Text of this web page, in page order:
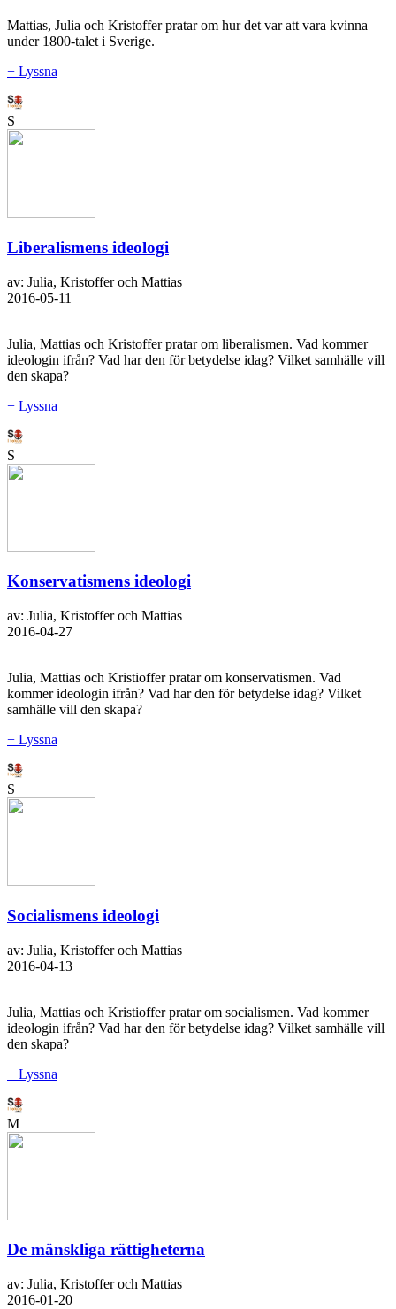
Mattias, Julia och Kristoffer pratar om hur det var att vara kvinna
under 1800-talet i Sverige.
+ Lyssna
S
Liberalismens ideologi
av: Julia, Kristoffer och Mattias
2016-05-11
Julia, Mattias och Kristoffer pratar om liberalismen. Vad kommer
ideologin ifrån? Vad har den för betydelse idag? Vilket samhälle vill
den skapa?
+ Lyssna
S
Konservatismens ideologi
av: Julia, Kristoffer och Mattias
2016-04-27
Julia, Mattias och Kristioffer pratar om konservatismen. Vad
kommer ideologin ifrån? Vad har den för betydelse idag? Vilket
samhälle vill den skapa?
+ Lyssna
S
Socialismens ideologi
av: Julia, Kristoffer och Mattias
2016-04-13
Julia, Mattias och Kristioffer pratar om socialismen. Vad kommer
ideologin ifrån? Vad har den för betydelse idag? Vilket samhälle vill
den skapa?
+ Lyssna
M
De mänskliga rättigheterna
av: Julia, Kristoffer och Mattias
2016-01-20